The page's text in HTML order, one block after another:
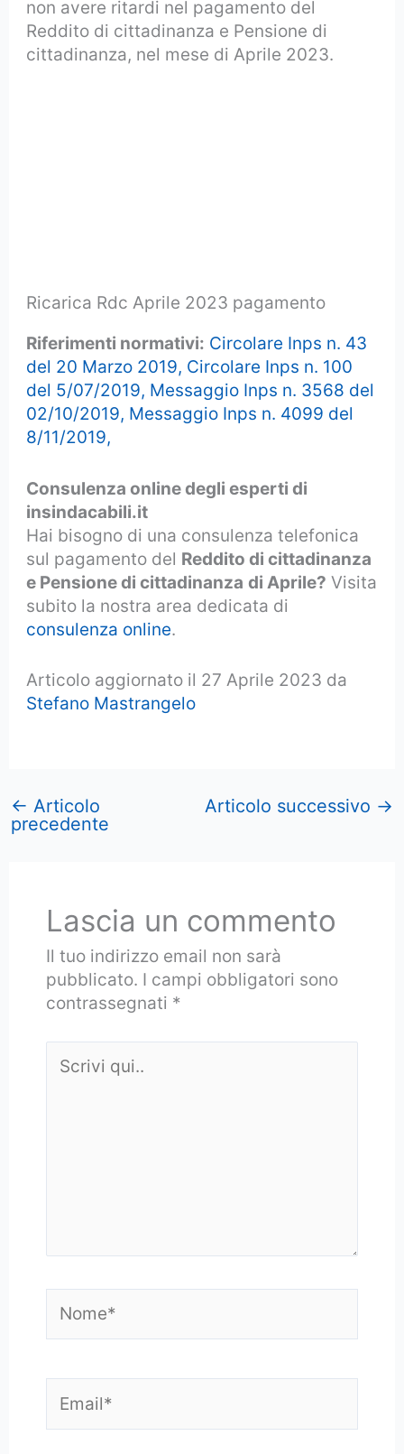
non avere ritardi nel pagamento del
Reddito di cittadinanza e Pensione di
cittadinanza, nel mese di Aprile 2023.
Ricarica Rdc Aprile 2023 pagamento
Riferimenti normativi: Circolare Inps n. 43
del 20 Marzo 2019, Circolare Inps n. 100
del 5/07/2019, Messaggio Inps n. 3568 del
02/10/2019, Messaggio Inps n. 4099 del
8/11/2019,
Consulenza online degli esperti di
insindacabili.it
Hai bisogno di una consulenza telefonica
sul pagamento del Reddito di cittadinanza
e Pensione di cittadinanza di Aprile? Visita
subito la nostra area dedicata di
consulenza online.
Articolo aggiornato il 27 Aprile 2023 da
Stefano Mastrangelo
← Articolo
precedente
Articolo successivo →
Lascia un commento
Il tuo indirizzo email non sarà
pubblicato. I campi obbligatori sono
contrassegnati *
qui..